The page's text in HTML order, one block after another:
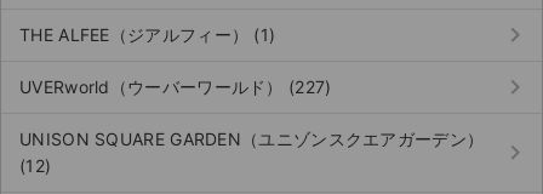
THE ALFEE（ジアルフィー） (1) keyboard_arrow_right
UVERworld（ウーバーワールド） (227) keyboard_arrow_right
UNISON SQUARE GARDEN（ユニゾンスクエアガーデン）
(12)
keyboard_arrow_right